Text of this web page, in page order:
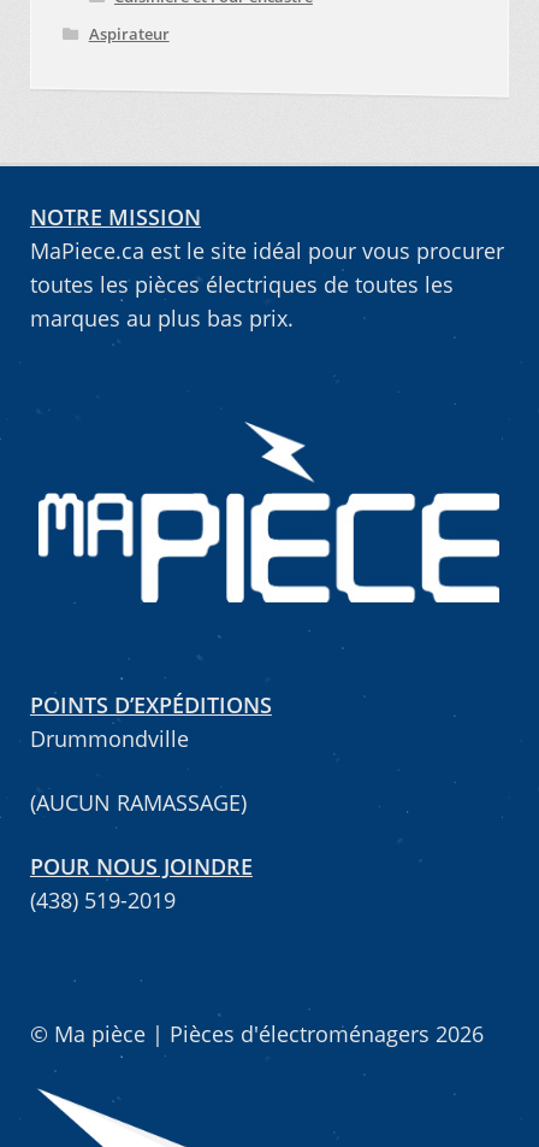
Aspirateur
NOTRE MISSION
MaPiece.ca est le site idéal pour vous procurer
toutes les pièces électriques de toutes les
marques au plus bas prix.
POINTS D’EXPÉDITIONS
Drummondville
(AUCUN RAMASSAGE)
POUR NOUS JOINDRE
(438) 519-2019
© Ma pièce | Pièces d'électroménagers 2026